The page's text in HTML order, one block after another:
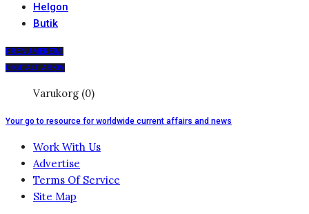
Helgon
Butik
PRENUMERERA
DIGITALT ARKIV
Varukorg (0)
Your go to resource for worldwide current affairs and news
Work With Us
Advertise
Terms Of Service
Site Map